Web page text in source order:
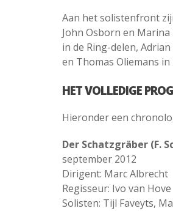
Aan het solistenfront
John Osborn en Marina
in de Ring-delen,
en Thomas Oliemans in
HET VOLLEDIGE
Hieronder een
Der Schatzgräber (F.
september 2012
Dirigent: Marc Albrecht
Regisseur: Ivo van Hove
Solisten: Tijl Faveyts,